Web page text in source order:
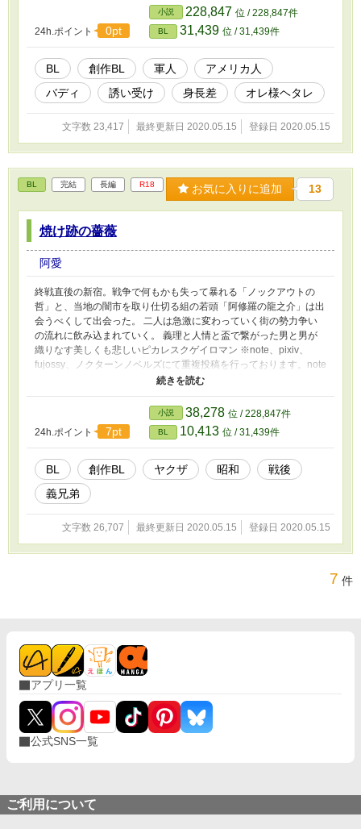
しております ※直接のサポートはnoteまたはBOOTHにてお願いい
たします 【note】
https://note.com/ahai_rainbow/n/na0ed227a3f63?
magazine_key=mf4183aa0f8fb
24h.ポイント 0pt
小説 228,847 位 / 228,847件
BL 31,439 位 / 31,439件
BL 創作BL 軍人
アメリカ人
バディ
誘い受け 身長差 オレ様ヘタレ
文字数 23,417 最終更新日 2020.05.15 登録日 2020.05.15
BL 完結 長編 R18 お気に入りに追加 13
焼け跡の薔薇
阿愛
終戦直後の新宿。戦争で何もかも失って暴れる「ノックアウトの
哲」と、当地の闇市を取り仕切る組の若頭「阿修羅の龍之介」は出
会うべくして出会った。 二人は急激に変わっていく街の勢力争い
の流れに飲み込まれていく。 義理と人情と盃で繋がった男と男が
織りなす美しくも悲しいピカレスクゲイロマン ※note、pixiv、
fujossy、ノクターンノベルズにて重複投稿を行っております。note
よりリンクは辿れます ※後書きに用語等の注釈集を用意しており
ます ※サポートはnoteまたはBOOTHにてお願いいたします
【note】https://note.com/ahai_rainbow/n/na0ed227a3f63?
magazine_key=mf4183aa0f8fb
24h.ポイント
7pt
小説 38,278 位 / 228,847件
BL 10,413 位 / 31,439件
BL 創作BL ヤクザ 昭和
戦後
義兄弟
文字数 26,707 最終更新日 2020.05.15 登録日 2020.05.15
7 件
アプリ一覧
公式SNS一覧
ご利用について